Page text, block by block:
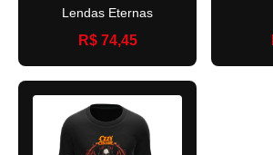
Lendas Eternas
R$ 74,45